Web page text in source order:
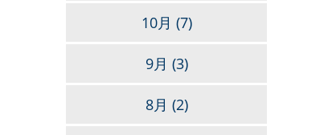
10月 (7)
9月 (3)
8月 (2)